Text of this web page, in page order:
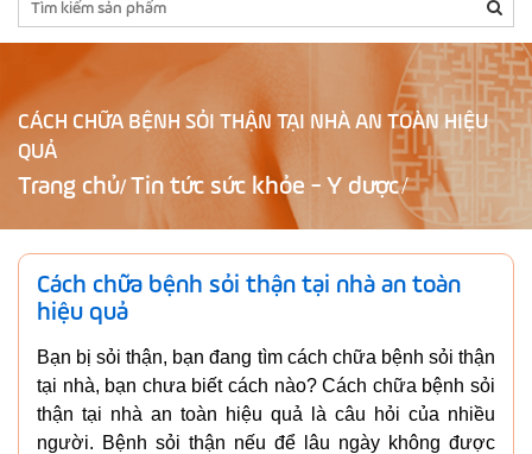
CÁCH CHỮA BỆNH SỎI THẬN TẠI NHÀ AN TOÀN HIỆU
QUẢ
Trang chủ/ Tin tức sức khỏe - Y dược
Cách chữa bệnh sỏi thận tại nhà an toàn
hiệu quả
Bạn bị sỏi thận, bạn đang tìm cách chữa bệnh sỏi thận
tại nhà, bạn chưa biết cách nào? Cách chữa bệnh sỏi
thận tại nhà an toàn hiệu quả là câu hỏi của nhiều
người. Bệnh sỏi thận nếu để lâu ngày không được